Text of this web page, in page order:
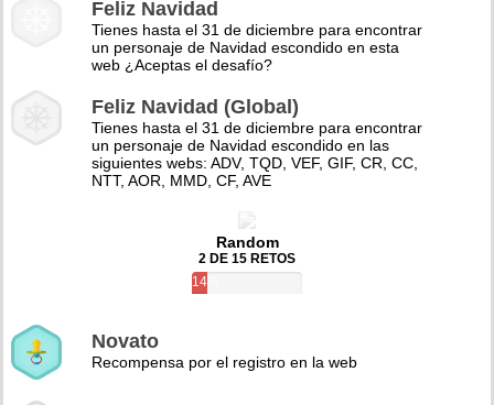
Feliz Navidad
Tienes hasta el 31 de diciembre para encontrar
un personaje de Navidad escondido en esta
web ¿Aceptas el desafío?
Feliz Navidad (Global)
Tienes hasta el 31 de diciembre para encontrar
un personaje de Navidad escondido en las
siguientes webs: ADV, TQD, VEF, GIF, CR, CC,
NTT, AOR, MMD, CF, AVE
Random
2 DE 15 RETOS
14%
Novato
Recompensa por el registro en la web